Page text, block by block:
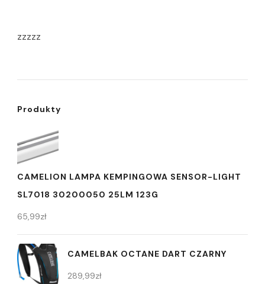
zzzzz
Produkty
CAMELION LAMPA KEMPINGOWA SENSOR-LIGHT
SL7018 30200050 25LM 123G
65,99zł
CAMELBAK OCTANE DART CZARNY
289,99zł